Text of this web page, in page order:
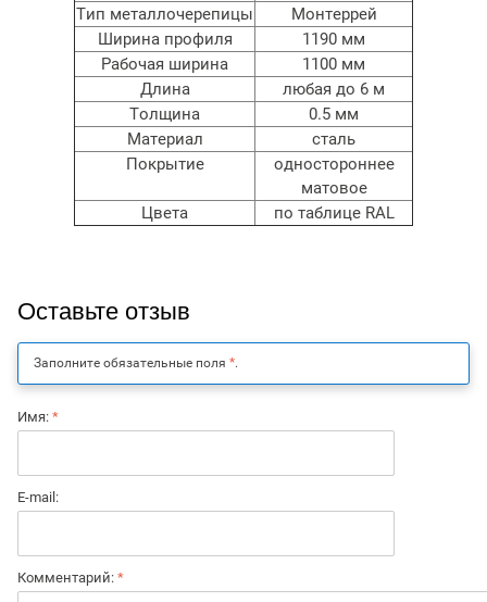
Тип металлочерепицы
Монтеррей
Ширина профиля
1190 мм
Рабочая ширина
1100 мм
Длина
любая до 6 м
Толщина
0.5 мм
Материал
сталь
Покрытие
одностороннее
матовое
Цвета
по таблице RAL
Оставьте отзыв
Заполните обязательные поля *.
Имя: *
E-mail:
Комментарий: *